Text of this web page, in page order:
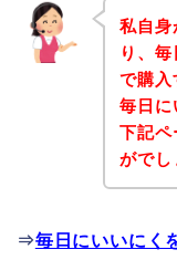
私自身
り、
で購入
毎日に
下記ペ
がでし
⇒毎日にいいにく